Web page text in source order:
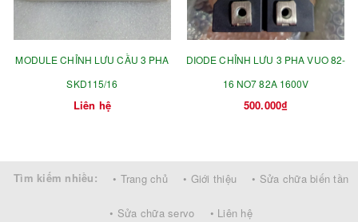
MODULE CHỈNH LƯU CẦU 3 PHA
SKD115/16
Liên hệ
DIODE CHỈNH LƯU 3 PHA VUO 82-
16 NO7 82A 1600V
500.000₫
Tìm kiếm nhiều: • Trang chủ • Giới thiệu • Sửa chữa biến tần
• Sửa chữa servo • Liên hệ